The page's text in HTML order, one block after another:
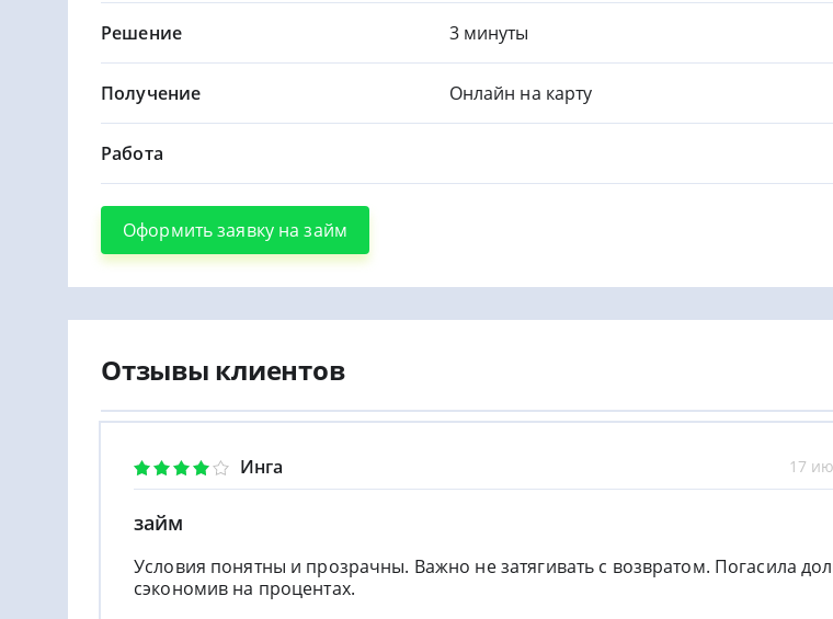
Решение 3 минуты
Получение Онлайн на карту
Работа
Оформить заявку на займ
Отзывы клиентов
Инга 17
займ
Условия понятны и прозрачны. Важно не затягивать с возвратом. Погасила
сэкономив на процентах.